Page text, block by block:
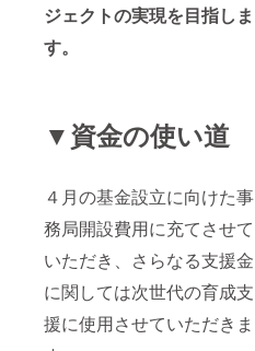
ジェクトの実現を目指しま
す。
▼資金の使い道
４月の基金設立に向けた事
務局開設費用に充てさせて
いただき、さらなる支援金
に関しては次世代の育成支
援に使用させていただきま